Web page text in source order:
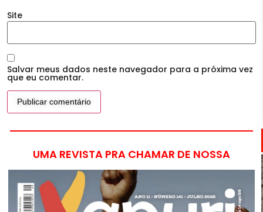
Site
Salvar meus dados neste navegador para a próxima vez
que eu comentar.
UMA REVISTA PRA CHAMAR DE NOSSA